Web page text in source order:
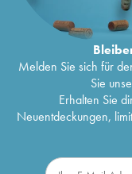
Melden Sie sich für
Sie
Erhalten Sie
Neuentdeckungen,